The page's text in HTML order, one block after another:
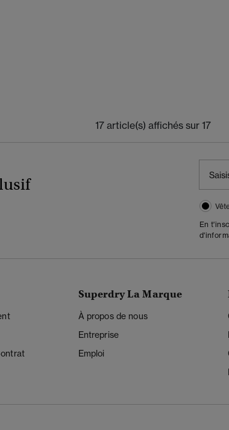
17 article(s) affichés sur 17
En
Superdry La Marque
À propos de nous
Entreprise
Emploi